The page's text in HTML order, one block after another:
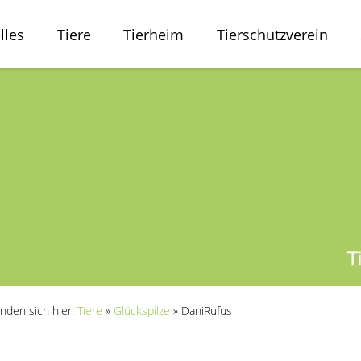
Tiere Tierheim Tierschutzverein
sich hier: Tiere » Glückspilze » DaniRufus